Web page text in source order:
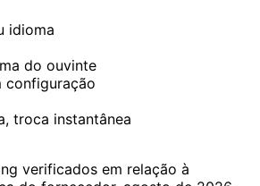
idioma
do ouvinte
configuração
troca instantânea
verificados em relação à